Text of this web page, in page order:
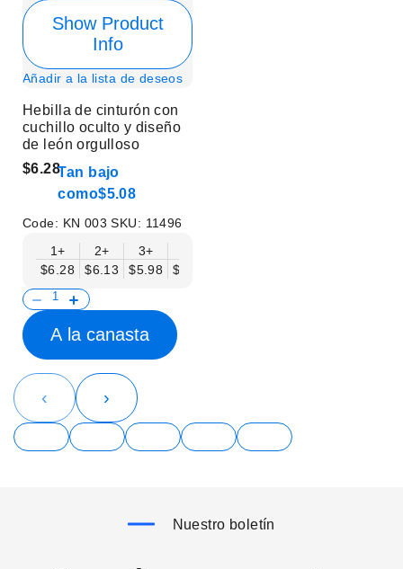
Show Product
Info
Añadir a la lista de deseos
Hebilla de cinturón con
cuchillo oculto y diseño
de león orgulloso
$6.28Tan bajo
como$5.08
Code: KN 003SKU: 11496
1+
$6.28
2+
$6.13
3+
$5.98
$5.83
A la canasta
‹ ›
Nuestro boletín